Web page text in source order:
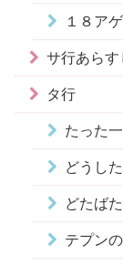
１８ア
サ行あらす
タ行
たった
どうし
どたば
テプン